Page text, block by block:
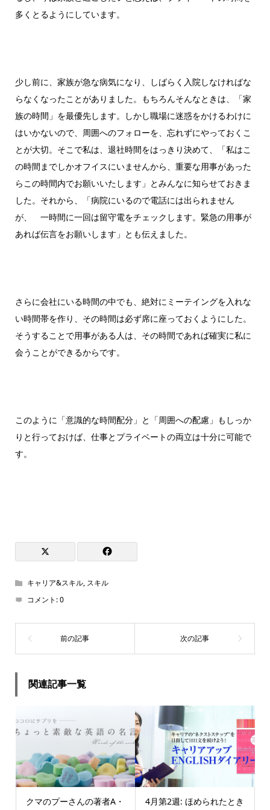
多くとるようにしています。
少し前に、家族が急な病気になり、しばらく入院しなければな
らなくなったことがありました。もちろんそんなときは、「家
族の時間」を最優先します。しかし職場に迷惑をかけるわけに
はいかないので、周囲へのフォローを、忘れずにやっておくこ
とが大切。そこで私は、退社時間をはっきり決めて、「私はこ
の時間までしかオフイスにいませんから、重要な用事があった
らこの時間内でお願いいたします」とみんなに知らせておきま
した。それから、「病院にいるので電話には出られません
が、 一時間に一回は留守電をチェックします。緊急の用事が
あれば伝言をお願いします」とも伝えました。
さらに会社にいる時間の中でも、絶対にミーテイングを入れな
い時間帯を作り、その時間は必ず席に座っておくようにした。
そうすることで用事がある人は、その時間であれば確実に私に
会うことができるからです。
このように「意識的な時間配分」と「周囲への配慮」もしっか
りと行っておけば、仕事とプライベートの両立は十分に可能で
す。
キャリア&スキル, スキル
コメント:0
関連記事一覧
クマのプーさんの著者A・
4月第2週: ほめられたとき